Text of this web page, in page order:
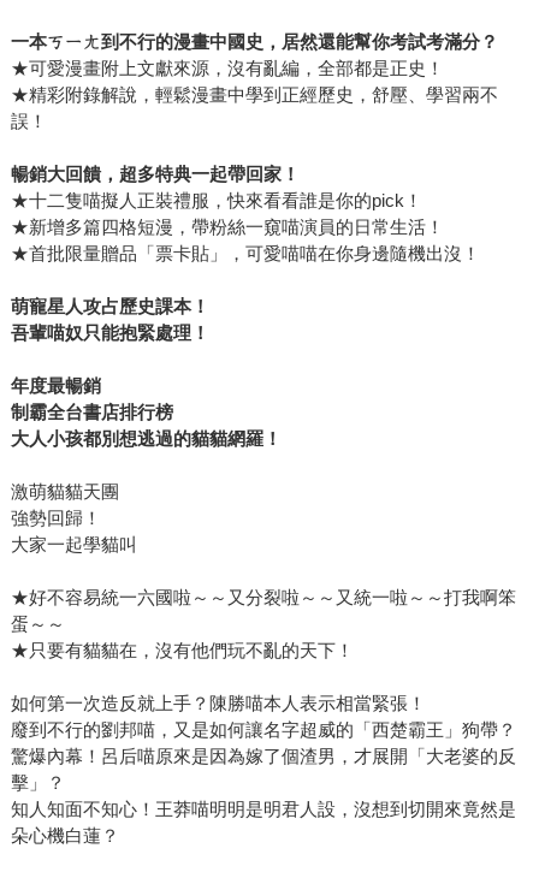
一本ㄎㄧㄤ到不行的漫畫中國史，居然還能幫你考試考滿分？
★可愛漫畫附上文獻來源，沒有亂編，全部都是正史！
★精彩附錄解說，輕鬆漫畫中學到正經歷史，舒壓、學習兩不
誤！
暢銷大回饋，超多特典一起帶回家！
★十二隻喵擬人正裝禮服，快來看看誰是你的pick！
★新增多篇四格短漫，帶粉絲一窺喵演員的日常生活！
★首批限量贈品「票卡貼」，可愛喵喵在你身邊隨機出沒！
萌寵星人攻占歷史課本！
吾輩喵奴只能抱緊處理！
年度最暢銷
制霸全台書店排行榜
大人小孩都別想逃過的貓貓網羅！
激萌貓貓天團
強勢回歸！
大家一起學貓叫
★好不容易統一六國啦～～又分裂啦～～又統一啦～～打我啊笨
蛋～～
★只要有貓貓在，沒有他們玩不亂的天下！
如何第一次造反就上手？陳勝喵本人表示相當緊張！
廢到不行的劉邦喵，又是如何讓名字超威的「西楚霸王」狗帶？
驚爆內幕！呂后喵原來是因為嫁了個渣男，才展開「大老婆的反
擊」？
知人知面不知心！王莽喵明明是明君人設，沒想到切開來竟然是
朵心機白蓮？